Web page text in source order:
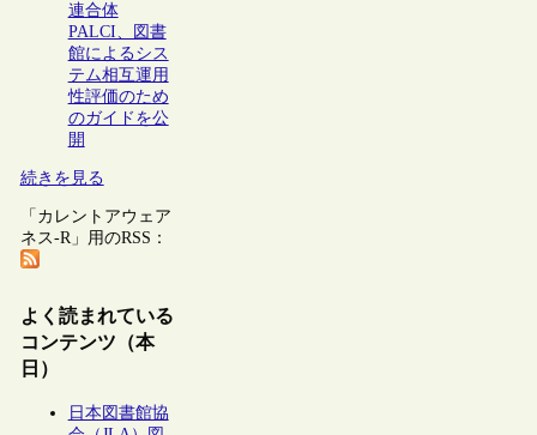
連合体
PALCI、図書
館によるシス
テム相互運用
性評価のため
のガイドを公
開
続きを見る
「カレントアウェア
ネス-R」用のRSS：
よく読まれている
コンテンツ（本
日）
日本図書館協